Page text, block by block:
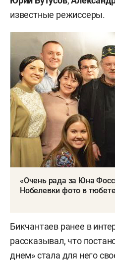
известные режиссеры.
«Очень рада за Юна
Нобелевки фото в
Бикчантаев ранее в
рассказывал, что
днем» стала для него